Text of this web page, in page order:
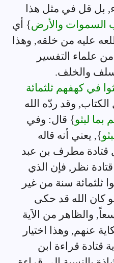
بل قل في مثل هذا
السموات والأرض} أي
عليه من خلقه, وهذا
علماء التفسير
والخلف.
في كهفهم ثلثمائة
وقد ردّه الله
بما لبثو} قال: وفي
}, يعني أنه قاله
قتادة مطرف بن عبد
نظر, فإن الذي
ثلثمائة سنة من غير
كان الله قد حكى
والظاهر من الاَية
عنهم, وهذا اختيار
قتادة قراءة ابن